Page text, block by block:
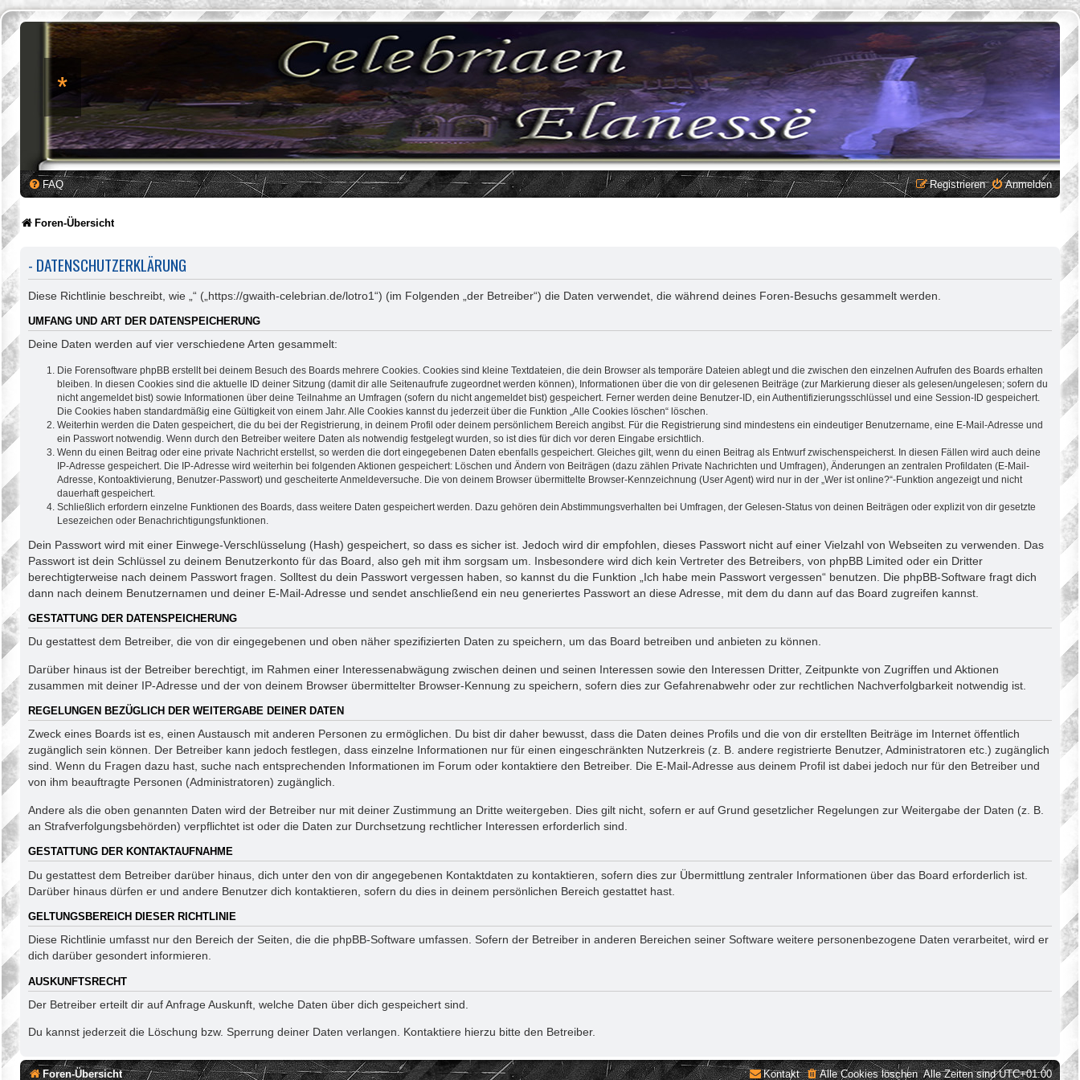
*
FAQ Anmelden
Registrieren
Foren-Übersicht
- DATENSCHUTZERKLÄRUNG
Diese Richtlinie beschreibt, wie „“ („https://gwaith-celebrian.de/lotro1“) (im Folgenden „der Betreiber“) die Daten verwendet, die während deines Foren-Besuchs gesammelt werden.
UMFANG UND ART DER DATENSPEICHERUNG
Deine Daten werden auf vier verschiedene Arten gesammelt:
Die Forensoftware phpBB erstellt bei deinem Besuch des Boards mehrere Cookies. Cookies sind kleine Textdateien, die dein Browser als temporäre Dateien ablegt und die zwischen den einzelnen Aufrufen des Boards erhalten
bleiben. In diesen Cookies sind die aktuelle ID deiner Sitzung (damit dir alle Seitenaufrufe zugeordnet werden können), Informationen über die von dir gelesenen Beiträge (zur Markierung dieser als gelesen/ungelesen; sofern du
nicht angemeldet bist) sowie Informationen über deine Teilnahme an Umfragen (sofern du nicht angemeldet bist) gespeichert. Ferner werden deine Benutzer-ID, ein Authentifizierungsschlüssel und eine Session-ID gespeichert.
Die Cookies haben standardmäßig eine Gültigkeit von einem Jahr. Alle Cookies kannst du jederzeit über die Funktion „Alle Cookies löschen“ löschen.
Weiterhin werden die Daten gespeichert, die du bei der Registrierung, in deinem Profil oder deinem persönlichem Bereich angibst. Für die Registrierung sind mindestens ein eindeutiger Benutzername, eine E-Mail-Adresse und
ein Passwort notwendig. Wenn durch den Betreiber weitere Daten als notwendig festgelegt wurden, so ist dies für dich vor deren Eingabe ersichtlich.
Wenn du einen Beitrag oder eine private Nachricht erstellst, so werden die dort eingegebenen Daten ebenfalls gespeichert. Gleiches gilt, wenn du einen Beitrag als Entwurf zwischenspeicherst. In diesen Fällen wird auch deine
IP-Adresse gespeichert. Die IP-Adresse wird weiterhin bei folgenden Aktionen gespeichert: Löschen und Ändern von Beiträgen (dazu zählen Private Nachrichten und Umfragen), Änderungen an zentralen Profildaten (E-Mail-
Adresse, Kontoaktivierung, Benutzer-Passwort) und gescheiterte Anmeldeversuche. Die von deinem Browser übermittelte Browser-Kennzeichnung (User Agent) wird nur in der „Wer ist online?“-Funktion angezeigt und nicht
dauerhaft gespeichert.
Schließlich erfordern einzelne Funktionen des Boards, dass weitere Daten gespeichert werden. Dazu gehören dein Abstimmungsverhalten bei Umfragen, der Gelesen-Status von deinen Beiträgen oder explizit von dir gesetzte
Lesezeichen oder Benachrichtigungsfunktionen.
Dein Passwort wird mit einer Einwege-Verschlüsselung (Hash) gespeichert, so dass es sicher ist. Jedoch wird dir empfohlen, dieses Passwort nicht auf einer Vielzahl von Webseiten zu verwenden. Das
Passwort ist dein Schlüssel zu deinem Benutzerkonto für das Board, also geh mit ihm sorgsam um. Insbesondere wird dich kein Vertreter des Betreibers, von phpBB Limited oder ein Dritter
berechtigterweise nach deinem Passwort fragen. Solltest du dein Passwort vergessen haben, so kannst du die Funktion „Ich habe mein Passwort vergessen“ benutzen. Die phpBB-Software fragt dich
dann nach deinem Benutzernamen und deiner E-Mail-Adresse und sendet anschließend ein neu generiertes Passwort an diese Adresse, mit dem du dann auf das Board zugreifen kannst.
GESTATTUNG DER DATENSPEICHERUNG
Du gestattest dem Betreiber, die von dir eingegebenen und oben näher spezifizierten Daten zu speichern, um das Board betreiben und anbieten zu können.
Darüber hinaus ist der Betreiber berechtigt, im Rahmen einer Interessenabwägung zwischen deinen und seinen Interessen sowie den Interessen Dritter, Zeitpunkte von Zugriffen und Aktionen
zusammen mit deiner IP-Adresse und der von deinem Browser übermittelter Browser-Kennung zu speichern, sofern dies zur Gefahrenabwehr oder zur rechtlichen Nachverfolgbarkeit notwendig ist.
REGELUNGEN BEZÜGLICH DER WEITERGABE DEINER DATEN
Zweck eines Boards ist es, einen Austausch mit anderen Personen zu ermöglichen. Du bist dir daher bewusst, dass die Daten deines Profils und die von dir erstellten Beiträge im Internet öffentlich
zugänglich sein können. Der Betreiber kann jedoch festlegen, dass einzelne Informationen nur für einen eingeschränkten Nutzerkreis (z. B. andere registrierte Benutzer, Administratoren etc.) zugänglich
sind. Wenn du Fragen dazu hast, suche nach entsprechenden Informationen im Forum oder kontaktiere den Betreiber. Die E-Mail-Adresse aus deinem Profil ist dabei jedoch nur für den Betreiber und
von ihm beauftragte Personen (Administratoren) zugänglich.
Andere als die oben genannten Daten wird der Betreiber nur mit deiner Zustimmung an Dritte weitergeben. Dies gilt nicht, sofern er auf Grund gesetzlicher Regelungen zur Weitergabe der Daten (z. B.
an Strafverfolgungsbehörden) verpflichtet ist oder die Daten zur Durchsetzung rechtlicher Interessen erforderlich sind.
GESTATTUNG DER KONTAKTAUFNAHME
Du gestattest dem Betreiber darüber hinaus, dich unter den von dir angegebenen Kontaktdaten zu kontaktieren, sofern dies zur Übermittlung zentraler Informationen über das Board erforderlich ist.
Darüber hinaus dürfen er und andere Benutzer dich kontaktieren, sofern du dies in deinem persönlichen Bereich gestattet hast.
GELTUNGSBEREICH DIESER RICHTLINIE
Diese Richtlinie umfasst nur den Bereich der Seiten, die die phpBB-Software umfassen. Sofern der Betreiber in anderen Bereichen seiner Software weitere personenbezogene Daten verarbeitet, wird er
dich darüber gesondert informieren.
AUSKUNFTSRECHT
Der Betreiber erteilt dir auf Anfrage Auskunft, welche Daten über dich gespeichert sind.
Du kannst jederzeit die Löschung bzw. Sperrung deiner Daten verlangen. Kontaktiere hierzu bitte den Betreiber.
Foren-Übersicht Alle Zeiten sindUTC+01:00
Alle Cookies löschen
Kontakt